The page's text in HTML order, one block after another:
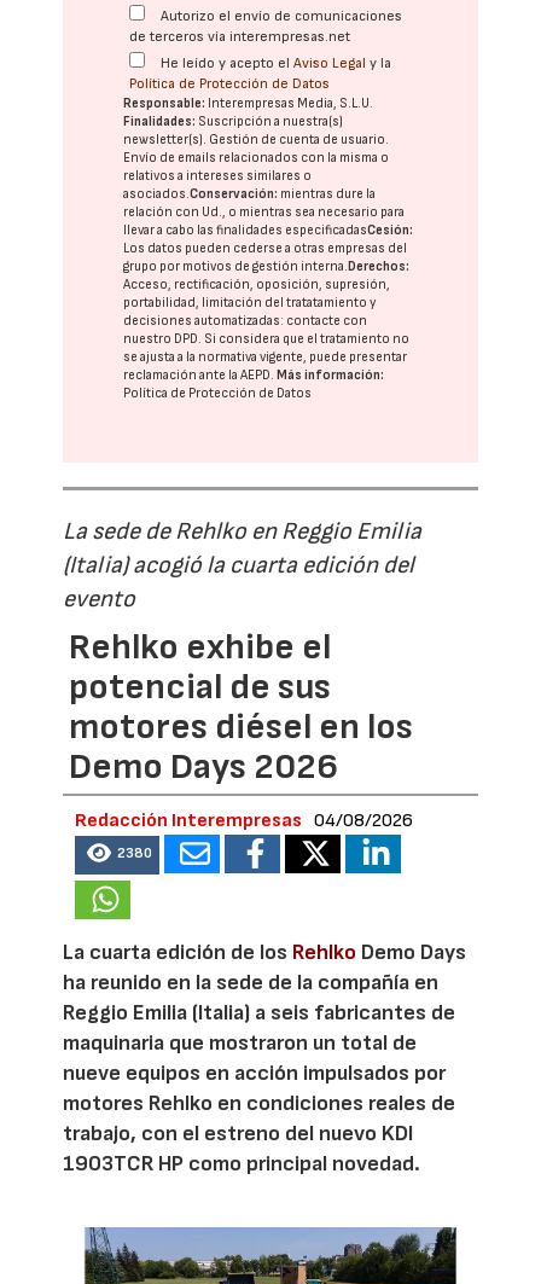
Autorizo el envío de comunicaciones
de terceros vía interempresas.net
He leído y acepto elAviso Legal y la
Política de Protección de Datos
Responsable: Interempresas Media, S.L.U.
Finalidades: Suscripción a nuestra(s)
newsletter(s). Gestión de cuenta de usuario.
Envío de emails relacionados con la misma o
relativos a intereses similares o
asociados.Conservación: mientras dure la
relación con Ud., o mientras sea necesario para
llevar a cabo las finalidades especificadasCesión:
Los datos pueden cederse a otras empresas del
grupo por motivos de gestión interna.Derechos:
Acceso, rectificación, oposición, supresión,
portabilidad, limitación del tratatamiento y
decisiones automatizadas: contacte con
nuestro DPD. Si considera que el tratamiento no
se ajusta a la normativa vigente, puede presentar
reclamación ante laAEPD.Más información:
Política de Protección de Datos
La sede de Rehlko en Reggio Emilia
(Italia) acogió la cuarta edición del
evento
Rehlko exhibe el
potencial de sus
motores diésel en los
Demo Days 2026
Redacción Interempresas 04/08/2026
2380
La cuarta edición de los Rehlko Demo Days
ha reunido en la sede de la compañía en
Reggio Emilia (Italia) a seis fabricantes de
maquinaria que mostraron un total de
nueve equipos en acción impulsados por
motores Rehlko en condiciones reales de
trabajo, con el estreno del nuevo KDI
1903TCR HP como principal novedad.